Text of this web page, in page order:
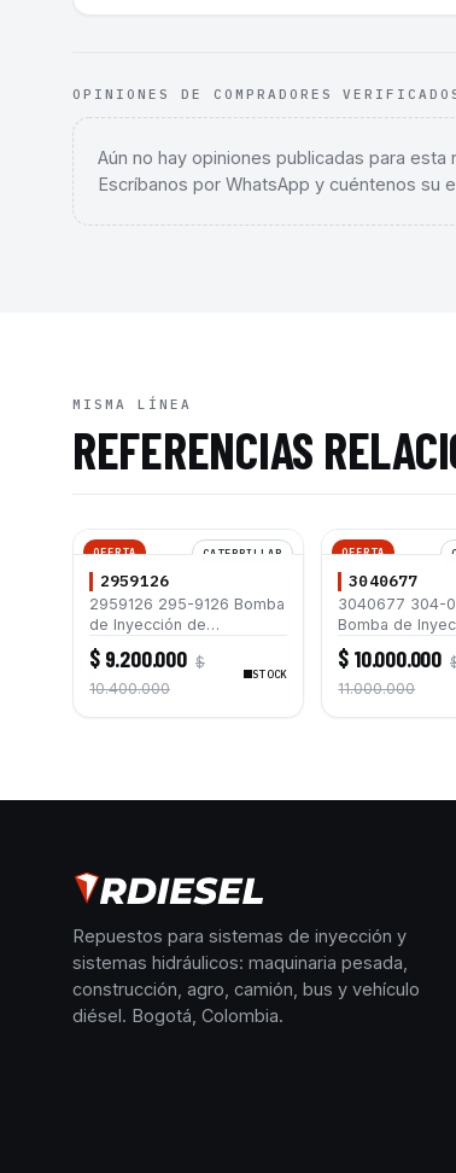
OPINIONES DE COMPRADORES
Aún no hay opiniones publicadas para
Escríbanos por WhatsApp y cuéntenos su
MISMA LÍNEA
REFERENCIAS
OFERTA CATERPILLAR
2959126
2959126 295-9126 Bomba
de Inyección de
Combustible para Motores
Caterpillar C6.4 C6.6
Excavadoras 320D 320D L
$ 9.200.000 $
10.400.000
STOCK
OFERTA
3040677
3040677 304-
Bomba de
Combustible
Caterpillar C7
Excavadoras
$ 10.000.000
11.000.000
Repuestos para sistemas de inyección y
sistemas hidráulicos: maquinaria pesada,
construcción, agro, camión, bus y vehículo
diésel. Bogotá, Colombia.